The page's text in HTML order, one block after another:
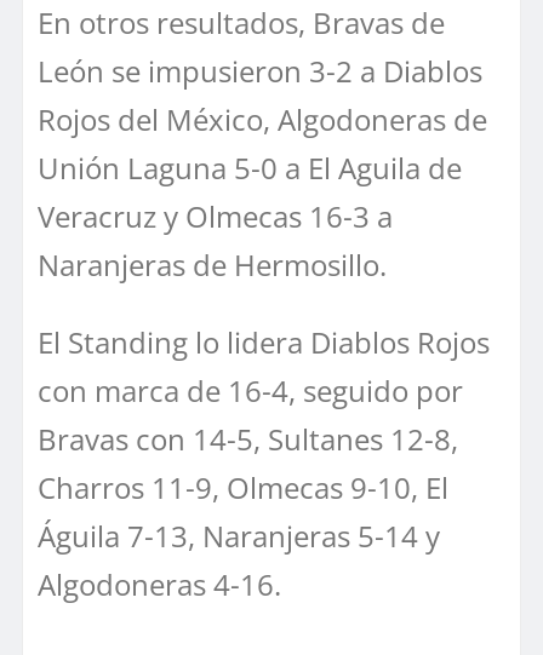
En otros resultados, Bravas de
León se impusieron 3-2 a Diablos
Rojos del México, Algodoneras de
Unión Laguna 5-0 a El Aguila de
Veracruz y Olmecas 16-3 a
Naranjeras de Hermosillo.
El Standing lo lidera Diablos Rojos
con marca de 16-4, seguido por
Bravas con 14-5, Sultanes 12-8,
Charros 11-9, Olmecas 9-10, El
Águila 7-13, Naranjeras 5-14 y
Algodoneras 4-16.